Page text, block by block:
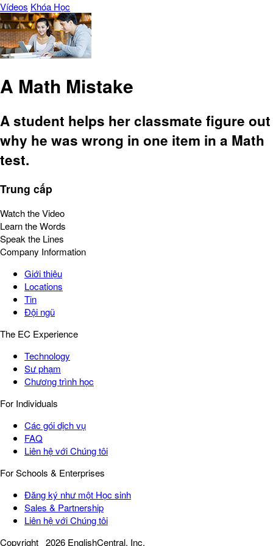
Vídeos Khóa Học
A Math Mistake
A student helps her classmate figure out
why he was wrong in one item in a Math
test.
Trung cấp
Watch the Video
Learn the Words
Speak the Lines
Company Information
Giới thiệu
Locations
Tin
Đội ngũ
The EC Experience
Technology
Sư phạm
Chương trình học
For Individuals
Các gói dịch vụ
FAQ
Liên hệ với Chúng tôi
For Schools & Enterprises
Đăng ký như một Học sinh
Sales & Partnership
Liên hệ với Chúng tôi
Copyright 2026 EnglishCentral, Inc.